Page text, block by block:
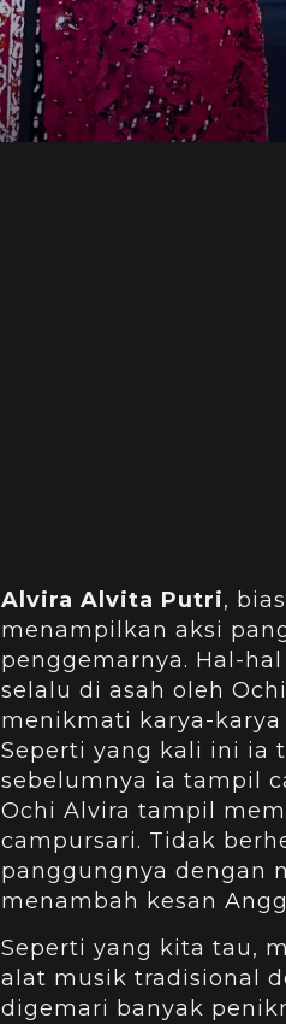
Alvira Alvita Putri,
menampilkan aksi
penggemarnya. Hal-
selalu di asah oleh
menikmati karya-
Seperti yang kali ini ia
sebelumnya ia tampil
Ochi Alvira tampil
campursari. Tidak
panggungnya dengan
menambah kesan
Seperti yang kita tau,
alat musik tradisional
digemari banyak